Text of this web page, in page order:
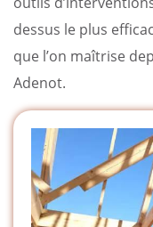
dessus le plus
que l’on maîtrise
Adenot.